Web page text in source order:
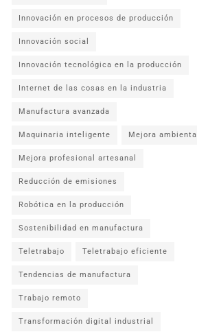
Innovación en procesos de producción
Innovación social
Innovación tecnológica en la producción
Internet de las cosas en la industria
Manufactura avanzada
Maquinaria inteligente Mejora ambiental
Mejora profesional artesanal
Reducción de emisiones
Robótica en la producción
Sostenibilidad en manufactura
Teletrabajo Teletrabajo eficiente
Tendencias de manufactura
Trabajo remoto
Transformación digital industrial